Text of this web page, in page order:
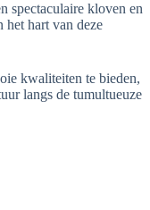
spectaculaire kloven en
het hart van deze
kwaliteiten te bieden,
langs de tumultueuze